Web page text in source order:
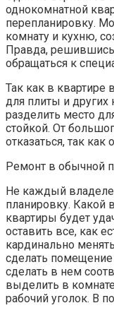
однокомнатной
перепланировку.
комнату и кухню,
Правда, решившись
обращаться к
Так как в квартире
для плиты и других
разделить место
стойкой. От
отказаться, так
Ремонт в обычной
Не каждый
планировку. Какой
квартиры будет
оставить все, как
кардинально
сделать
сделать в нем
выделить в
рабочий уголок. В